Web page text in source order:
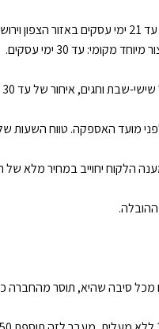
ע״י כוח עליון/ הוראות חוק וכו (כגון: סגר/ מזג אוויר קיצוני/ שביתה).
האספקה. טווח השעות של
הלקוח יחוייב במחיר מלא של
סיבה שהיא, תוסר מהחברה